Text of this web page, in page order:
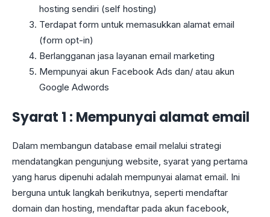
hosting sendiri (self hosting)
Terdapat form untuk memasukkan alamat email
(form opt-in)
Berlangganan jasa layanan email marketing
Mempunyai akun Facebook Ads dan/ atau akun
Google Adwords
Syarat 1 : Mempunyai alamat email
Dalam membangun database email melalui strategi
mendatangkan pengunjung website, syarat yang pertama
yang harus dipenuhi adalah mempunyai alamat email. Ini
berguna untuk langkah berikutnya, seperti mendaftar
domain dan hosting, mendaftar pada akun facebook,